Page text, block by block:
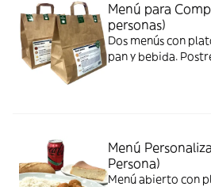
Menú para
personas)
Dos menús con
pan y bebida.
contienen platos
Menú
Persona)
Menú abierto con